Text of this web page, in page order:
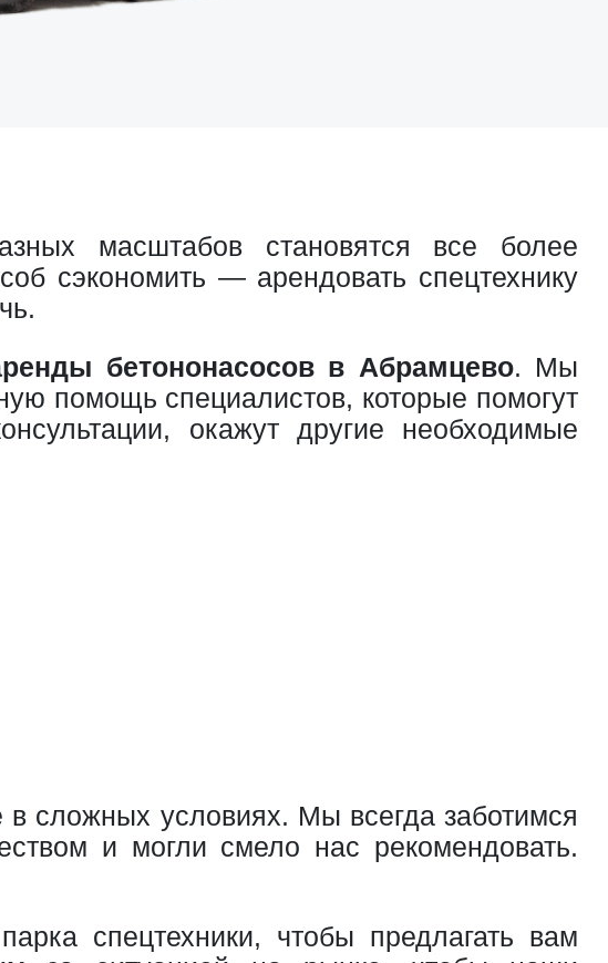
масштабов становятся все более
сэкономить — арендовать спецтехнику
бетононасосов в Абрамцево. Мы
помощь специалистов, которые помогут
окажут другие необходимые
в сложных условиях. Мы всегда заботимся
и могли смело нас рекомендовать.
спецтехники, чтобы предлагать вам